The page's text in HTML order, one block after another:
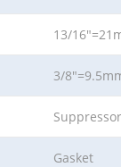
13/
3/
Gasket